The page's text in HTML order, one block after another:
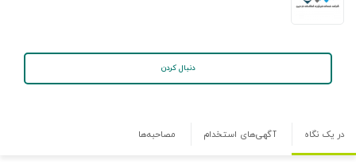
دنبال کردن
در یک نگاه آگهی‌های استخدام مصاحبه‌ها